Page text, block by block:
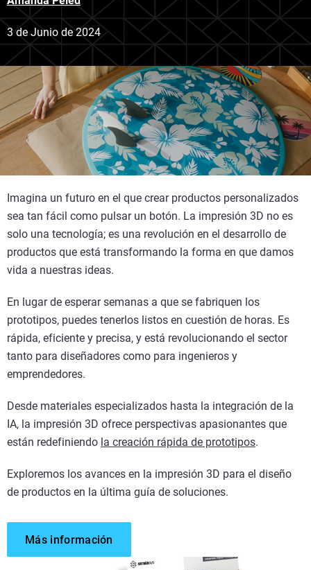
3 de Junio de 2024
Imagina un futuro en el que crear productos personalizados
sea tan fácil como pulsar un botón. La impresión 3D no es
solo una tecnología; es una revolución en el desarrollo de
productos que está transformando la forma en que damos
vida a nuestras ideas.
En lugar de esperar semanas a que se fabriquen los
prototipos, puedes tenerlos listos en cuestión de horas. Es
rápida, eficiente y precisa, y está revolucionando el sector
tanto para diseñadores como para ingenieros y
emprendedores.
Desde materiales especializados hasta la integración de la
IA, la impresión 3D ofrece perspectivas apasionantes que
están redefiniendo la creación rápida de prototipos.
Exploremos los avances en la impresión 3D para el diseño
de productos en la última guía de soluciones.
Más información